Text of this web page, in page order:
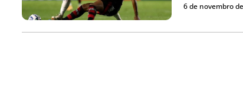
6 de novembro